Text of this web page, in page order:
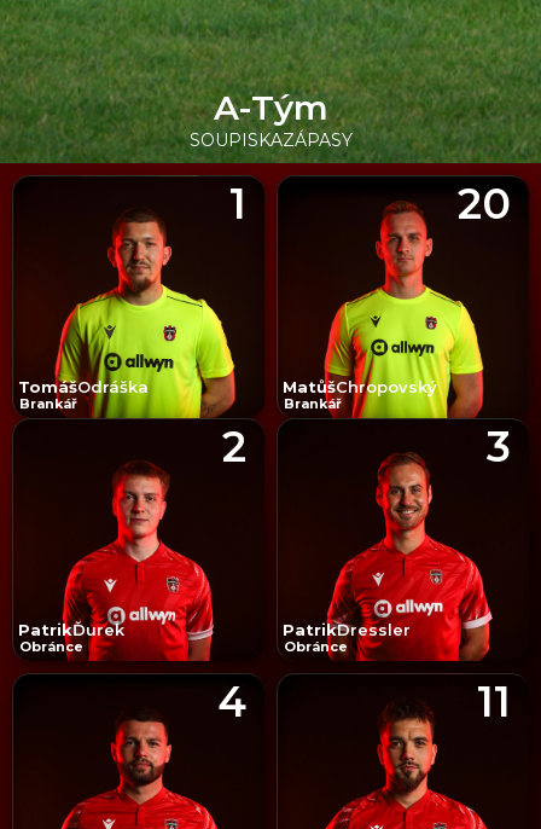
SOUPISKAZÁPASY
A-Tým
1
Brankář
TomášOdráška
20
Brankář
MatůšChropovský
2
Obránce
PatrikĎurek
3
Obránce
PatrikDressler
4 11